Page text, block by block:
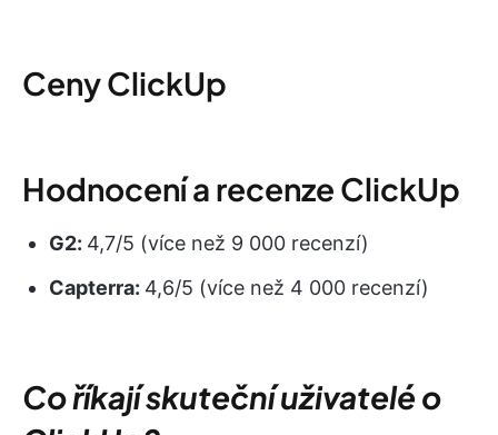
Ceny ClickUp
Hodnocení a recenze ClickUp
G2: 4,7/5 (více než 9 000 recenzí)
Capterra: 4,6/5 (více než 4 000 recenzí)
Co říkají skuteční uživatelé o